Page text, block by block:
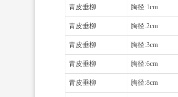
青皮垂柳 胸径:1cm
青皮垂柳 胸径:2cm
青皮垂柳 胸径:3cm
青皮垂柳 胸径:6cm
青皮垂柳 胸径:8cm